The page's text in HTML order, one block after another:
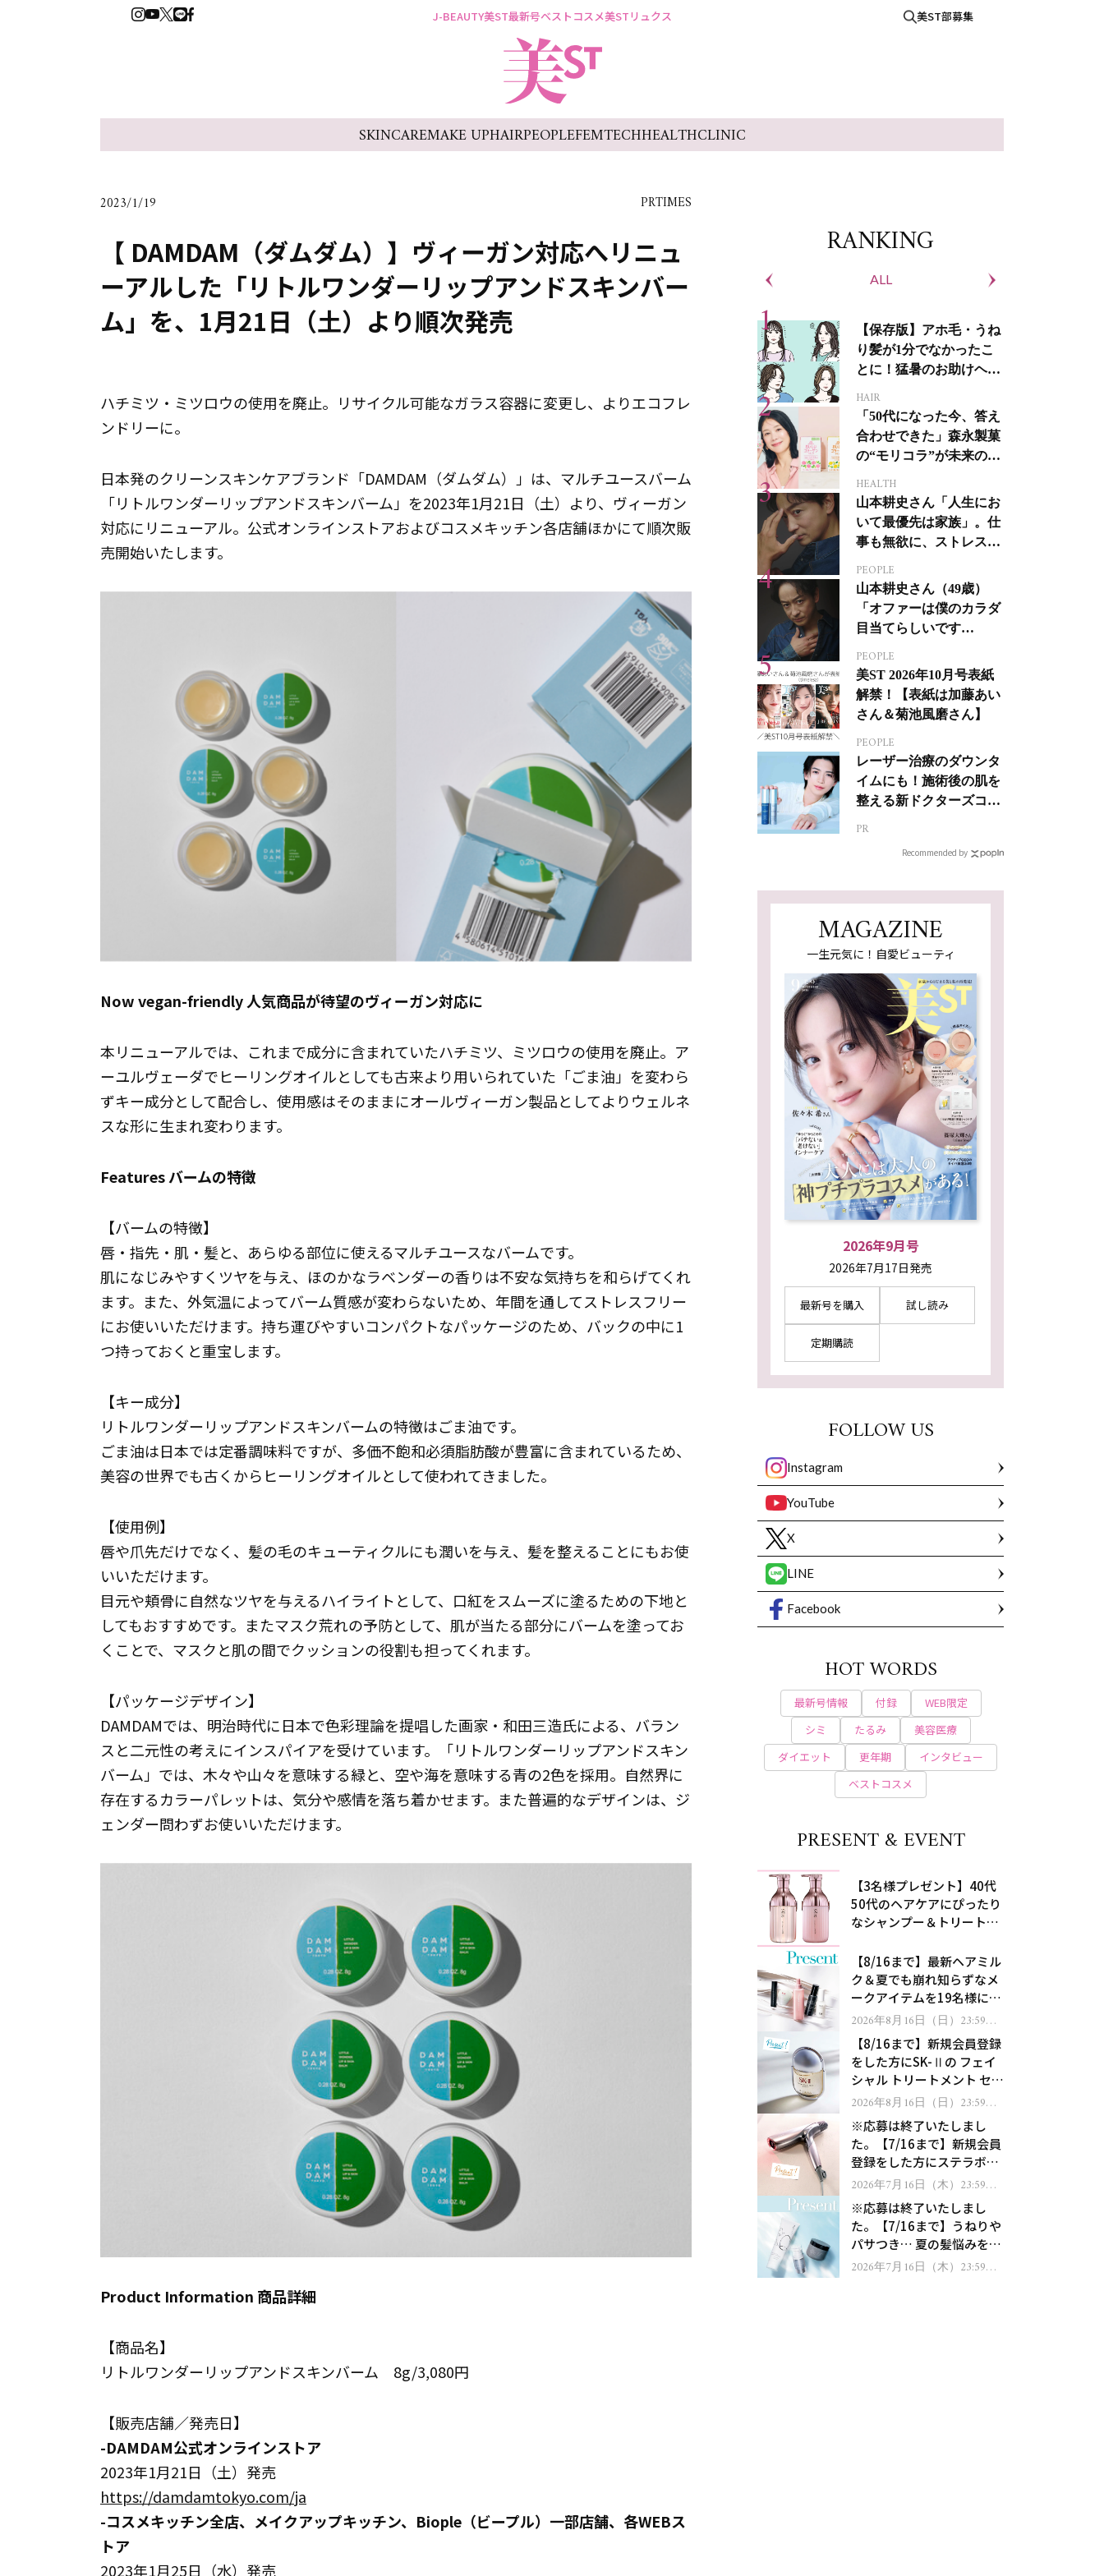
J-BEAUTY美ST最新号ベストコスメ美STリュクス 美ST部募集
SKINCAREMAKE UPHAIRPEOPLEFEMTECHHEALTHCLINIC
2023/1/19 PRTIMES
【 DAMDAM（ダムダム）】ヴィーガン対応へリニュ
ーアルした「リトルワンダーリップアンドスキンバー
ム」を、1月21日（土）より順次発売
ハチミツ・ミツロウの使用を廃止。リサイクル可能なガラス容器に変更し、よりエコフレ
ンドリーに。
日本発のクリーンスキンケアブランド「DAMDAM（ダムダム）」は、マルチユースバーム
「リトルワンダーリップアンドスキンバーム」を2023年1月21日（土）より、ヴィーガン
対応にリニューアル。公式オンラインストアおよびコスメキッチン各店舗ほかにて順次販
売開始いたします。
Now vegan-friendly 人気商品が待望のヴィーガン対応に
本リニューアルでは、これまで成分に含まれていたハチミツ、ミツロウの使用を廃止。ア
ーユルヴェーダでヒーリングオイルとしても古来より用いられていた「ごま油」を変わら
ずキー成分として配合し、使用感はそのままにオールヴィーガン製品としてよりウェルネ
スな形に生まれ変わります。
Features バームの特徴
【バームの特徴】
唇・指先・肌・髪と、あらゆる部位に使えるマルチユースなバームです。
肌になじみやすくツヤを与え、ほのかなラベンダーの香りは不安な気持ちを和らげてくれ
ます。また、外気温によってバーム質感が変わらないため、年間を通してストレスフリー
にお使いいただけます。持ち運びやすいコンパクトなパッケージのため、バックの中に1
つ持っておくと重宝します。
【キー成分】
リトルワンダーリップアンドスキンバームの特徴はごま油です。
ごま油は日本では定番調味料ですが、多価不飽和必須脂肪酸が豊富に含まれているため、
美容の世界でも古くからヒーリングオイルとして使われてきました。
【使用例】
唇や爪先だけでなく、髪の毛のキューティクルにも潤いを与え、髪を整えることにもお使
いいただけます。
目元や頬骨に自然なツヤを与えるハイライトとして、口紅をスムーズに塗るための下地と
してもおすすめです。またマスク荒れの予防として、肌が当たる部分にバームを塗ってお
くことで、マスクと肌の間でクッションの役割も担ってくれます。
【パッケージデザイン】
DAMDAMでは、明治時代に日本で色彩理論を提唱した画家・和田三造氏による、バラン
スと二元性の考えにインスパイアを受けています。「リトルワンダーリップアンドスキン
バーム」では、木々や山々を意味する緑と、空や海を意味する青の2色を採用。自然界に
存在するカラーパレットは、気分や感情を落ち着かせます。また普遍的なデザインは、ジ
ェンダー問わずお使いいただけます。
Product Information 商品詳細
【商品名】
リトルワンダーリップアンドスキンバーム 8g/3,080円
【販売店舗／発売日】
-DAMDAM公式オンラインストア
2023年1月21日（土）発売
https://damdamtokyo.com/ja
-コスメキッチン全店、メイクアップキッチン、Biople（ビープル）一部店舗、各WEBス
トア
2023年1月25日（水）発売
RANKING
ALL
【保存版】アホ毛・うね
り髪が1分でなかったこ
とに！猛暑のお助けヘア
HAIR
「50代になった今、答え
合わせできた」森永製菓
の“モリコラ”が未来のキ
HEALTH
山本耕史さん「人生にお
いて最優先は家族」。仕
事も無欲に、ストレスを
PEOPLE
山本耕史さん（49歳）
「オファーは僕のカラダ
目当てらしいです
ジカルへの挑戦
PEOPLE
美ST 2026年10月号表紙
解禁！【表紙は加藤あい
さん＆菊池風磨さん】
PEOPLE
レーザー治療のダウンタ
イムにも！施術後の肌を
整える新ドクターズコス
PR
Recommended by
MAGAZINE
一生元気に！自愛ビューティ
2026年9月号
2026年7月17日発売
最新号を購入 試し読み
定期購読
FOLLOW US
Instagram
YouTube
X
LINE
Facebook
HOT WORDS
最新号情報 付録
WEB限定
シミ
たるみ
美容医療
ダイエット
更年期
インタビュー
ベストコスメ
PRESENT & EVENT
【3名様プレゼント】40代
50代のヘアケアにぴったり
なシャンプー＆トリートメ
処！
【8/16まで】最新ヘアミル
ク＆夏でも崩れ知らずなメ
ークアイテムを19名様にプ
レゼント！
2026年8月16日（日）23:59ま
で【8/16まで】新規会員登録
をした方にSK-Ⅱの フェイ
シャル トリートメント セラ
ムをプレゼント！
2026年8月16日（日）23:59ま
※応募は終了いたしまし
た。【7/16まで】新規会員
登録をした方にステラボー
テのシャインリバース ヘア
ゼント！
2026年7月16日（木）23:59ま
※応募は終了いたしまし
た。【7/16まで】うねりや
パサつき… 夏の髪悩みを解
消するヘアケアアイテムを
2026年7月16日（木）23:59ま